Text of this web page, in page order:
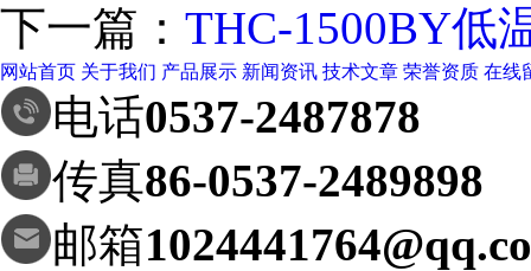
下一篇： THC-1500BY低
网站首页 关于我们 产品展示 新闻资讯 技术文章 荣誉资质 在线
电话0537-2487878
传真86-0537-2489898
邮箱